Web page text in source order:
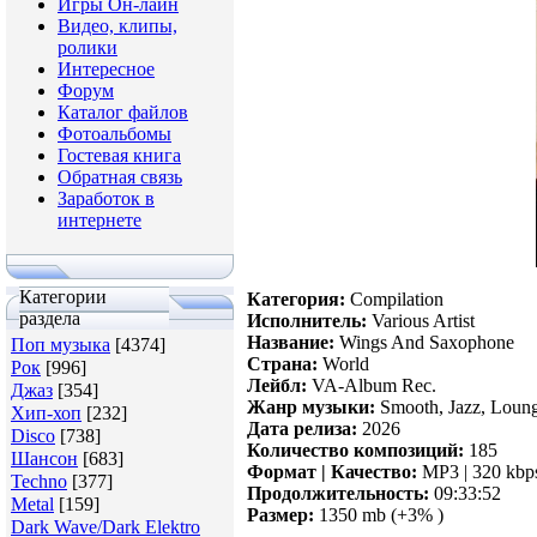
Игры Он-лайн
Видео, клипы,
ролики
Интересное
Форум
Каталог файлов
Фотоальбомы
Гостевая книга
Обратная связь
Заработок в
интернете
Категории
раздела
Поп музыка [4374]
Рок [996]
Джаз [354]
Хип-хоп [232]
Disco [738]
Шансон [683]
Techno [377]
Metal [159]
Dark Wave/Dark Elektro
Категория: Compilation
Исполнитель: Various Artist
Название: Wings And Saxophone
Страна: World
Лейбл: VA-Album Rec.
Жанр музыки: Smooth, Jazz,
Дата релиза: 2026
Количество композиций: 185
Формат | Качество: MP3 | 320
Продолжительность: 09:33:52
Размер: 1350 mb (+3% )